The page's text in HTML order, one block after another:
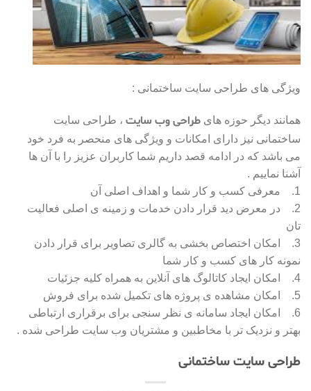
ویژگی های طراحی سایت ساختمانی :
همانند دیگر حوزه های طراحی وب سایت ، طراحی سایت
ساختمانی نیز دارای امکانات و ویژگی های منحصر به فرد خود
می باشد که در ادامه قصد داریم شما کاربران عزیز را با آن ها
آشنا نماییم .
1. معرفی کسب و کار شما و اهداف اصلی آن
2. در معرض دید قرار دادن خدمات و زمینه ی اصلی فعالیت
تان
3. امکان اختصاص بخشی به گالری تصاویر برای قرار دادن
نمونه کار های کسب و کار شما
4. امکان ایجاد کاتالوگ های آنلاین به همراه کلیه جزئیات
5. امکان مشاهده ی پروژه های تکمیل شده برای فروش
6. امکان ایجاد سامانه ی نظر سنجی برای برقراری ارتباطی
بهتر و نزدیک تر با مخاطبین و مشتریان وب سایت طراحی شده .
طراحی سایت ساختمانی